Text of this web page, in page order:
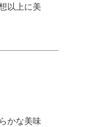
以上に美
かな美味